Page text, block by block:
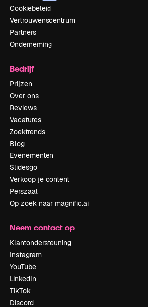
Cookiebeleid
Vertrouwenscentrum
Partners
Onderneming
Bedrijf
Prijzen
Over ons
Reviews
Vacatures
Zoektrends
Blog
Evenementen
Slidesgo
Verkoop je content
Perszaal
Op zoek naar magnific.ai
Neem contact op
Klantondersteuning
Instagram
YouTube
LinkedIn
TikTok
Discord